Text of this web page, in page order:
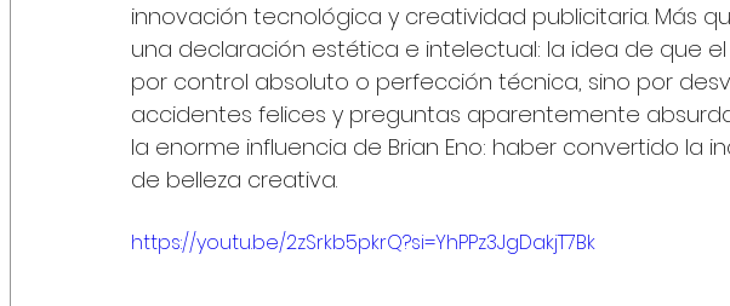
innovación tecnológica y creatividad publicitaria. Más
una declaración estética e intelectual: la idea de que
por control absoluto o perfección técnica, sino por
accidentes felices y preguntas aparentemente
la enorme influencia de Brian Eno: haber convertido la
de belleza creativa.
https://youtu.be/2zSrkb5pkrQ?si=YhPPz3JgDakjT7Bk